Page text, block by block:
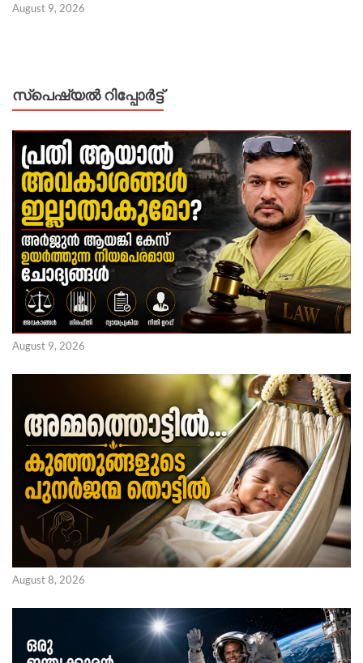
August 9, 2026
സ്പെഷ്യൽ റിപ്പോര്‍ട്ട്
August 9, 2026
August 8, 2026